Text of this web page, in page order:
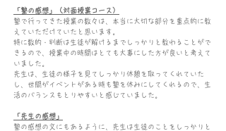
「塾の感想」（対面授業コース）
塾で行ってきた授業の数々は、本当に大切な部分を重点的に教
えていただけていたと思います。
特に数的・判断は生徒が解けるまでしっかりと教わることがで
きるので、授業中の時間はとても大事にした方が良いと考えて
いました。
先生は、生徒の様子を見てしっかり休憩を取ってくれていた
し、世間がイベントがある時も塾を休みにしてくれるので、生
活のバランスもとりやすいと感じていました。
「先生の感想」
塾の感想の文にもあるように、先生は生徒のことをしっかりと